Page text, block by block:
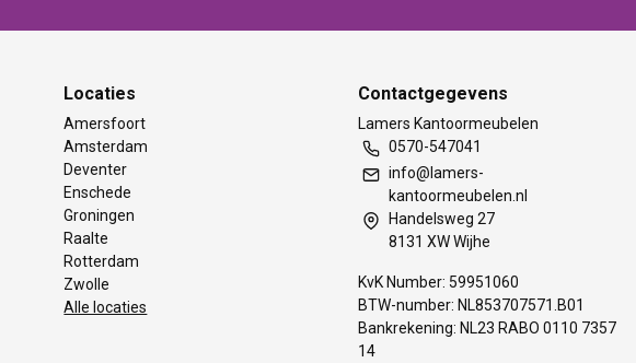
Locaties
Amersfoort
Amsterdam
Deventer
Enschede
Groningen
Raalte
Rotterdam
Zwolle
Alle locaties
Contactgegevens
Lamers Kantoormeubelen
0570-547041
info@lamers-
kantoormeubelen.nl
Handelsweg 27
8131 XW Wijhe
KvK Number: 59951060
BTW-number: NL853707571.B01
Bankrekening: NL23 RABO 0110 7357
14